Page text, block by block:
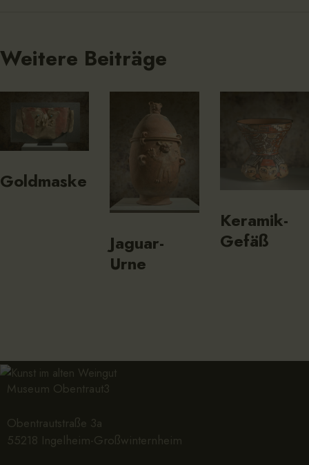
Weitere Beiträge
Goldmaske
Jaguar-
Urne
Keramik-
Gefäß
Museum Obentraut3
Obentrautstraße 3a
55218 Ingelheim-Großwinternheim